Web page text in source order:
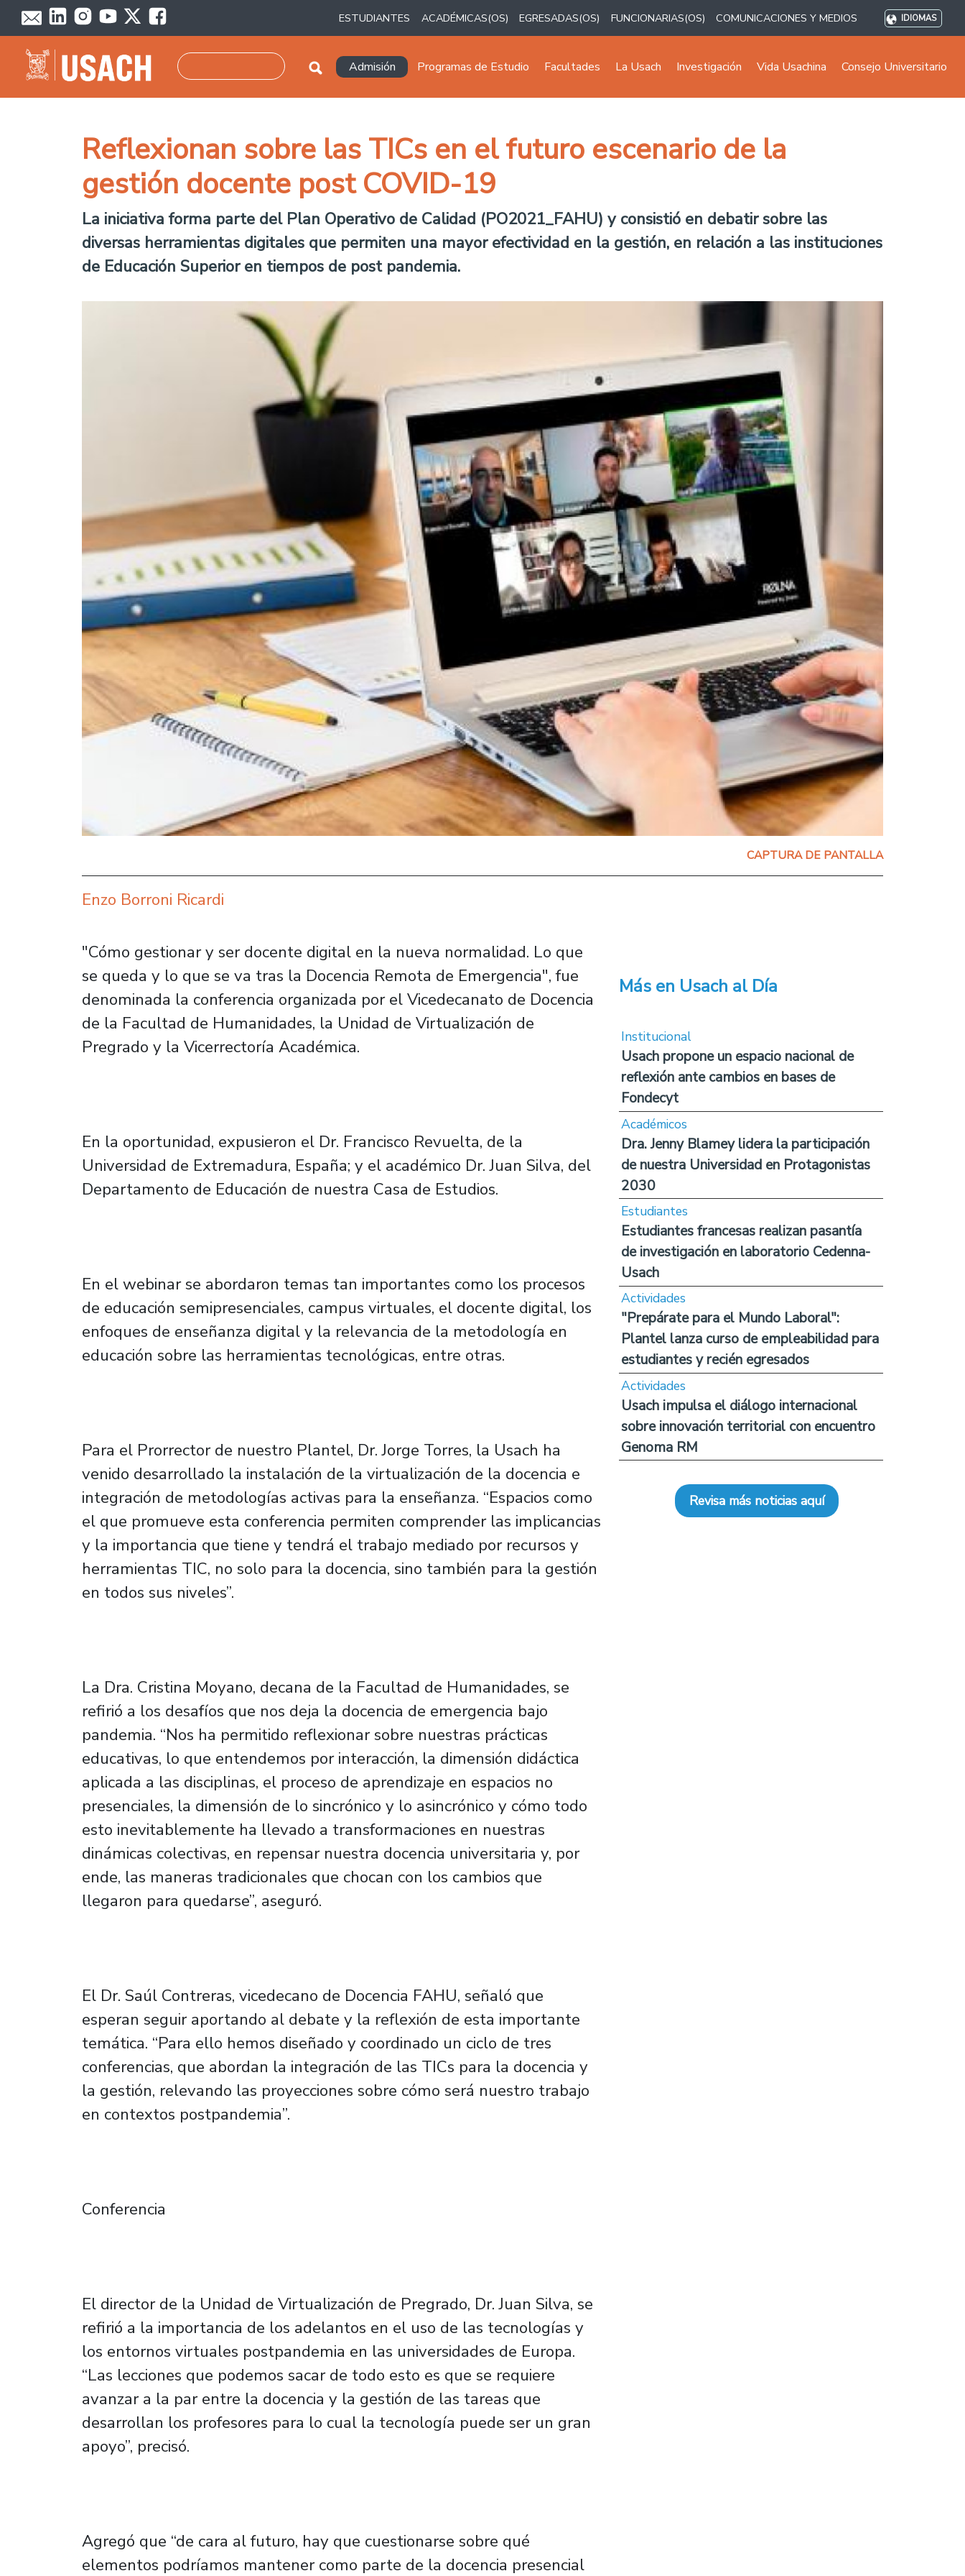
Pasar al contenido principal
ESTUDIANTES ACADÉMICAS(OS) EGRESADAS(OS) FUNCIONARIAS(OS) COMUNICACIONES Y MEDIOS IDIOMAS
Navegación principal
Admisión Programas de Estudio Facultades La Usach Investigación Vida Usachina Consejo Universitario
Reflexionan sobre las TICs en el futuro escenario de la
gestión docente post COVID-19
La iniciativa forma parte del Plan Operativo de Calidad (PO2021_FAHU) y consistió en debatir sobre las
diversas herramientas digitales que permiten una mayor efectividad en la gestión, en relación a las instituciones
de Educación Superior en tiempos de post pandemia.
CAPTURA DE PANTALLA
Enzo Borroni Ricardi
"Cómo gestionar y ser docente digital en la nueva normalidad. Lo que
se queda y lo que se va tras la Docencia Remota de Emergencia", fue
denominada la conferencia organizada por el Vicedecanato de Docencia
de la Facultad de Humanidades, la Unidad de Virtualización de
Pregrado y la Vicerrectoría Académica.
En la oportunidad, expusieron el Dr. Francisco Revuelta, de la
Universidad de Extremadura, España; y el académico Dr. Juan Silva, del
Departamento de Educación de nuestra Casa de Estudios.
En el webinar se abordaron temas tan importantes como los procesos
de educación semipresenciales, campus virtuales, el docente digital, los
enfoques de enseñanza digital y la relevancia de la metodología en
educación sobre las herramientas tecnológicas, entre otras.
Para el Prorrector de nuestro Plantel, Dr. Jorge Torres, la Usach ha
venido desarrollado la instalación de la virtualización de la docencia e
integración de metodologías activas para la enseñanza. “Espacios como
el que promueve esta conferencia permiten comprender las implicancias
y la importancia que tiene y tendrá el trabajo mediado por recursos y
herramientas TIC, no solo para la docencia, sino también para la gestión
en todos sus niveles”.
La Dra. Cristina Moyano, decana de la Facultad de Humanidades, se
refirió a los desafíos que nos deja la docencia de emergencia bajo
pandemia. “Nos ha permitido reflexionar sobre nuestras prácticas
educativas, lo que entendemos por interacción, la dimensión didáctica
aplicada a las disciplinas, el proceso de aprendizaje en espacios no
presenciales, la dimensión de lo sincrónico y lo asincrónico y cómo todo
esto inevitablemente ha llevado a transformaciones en nuestras
dinámicas colectivas, en repensar nuestra docencia universitaria y, por
ende, las maneras tradicionales que chocan con los cambios que
llegaron para quedarse”, aseguró.
El Dr. Saúl Contreras, vicedecano de Docencia FAHU, señaló que
esperan seguir aportando al debate y la reflexión de esta importante
temática. “Para ello hemos diseñado y coordinado un ciclo de tres
conferencias, que abordan la integración de las TICs para la docencia y
la gestión, relevando las proyecciones sobre cómo será nuestro trabajo
en contextos postpandemia”.
Conferencia
El director de la Unidad de Virtualización de Pregrado, Dr. Juan Silva, se
refirió a la importancia de los adelantos en el uso de las tecnologías y
los entornos virtuales postpandemia en las universidades de Europa.
“Las lecciones que podemos sacar de todo esto es que se requiere
avanzar a la par entre la docencia y la gestión de las tareas que
desarrollan los profesores para lo cual la tecnología puede ser un gran
apoyo”, precisó.
Agregó que “de cara al futuro, hay que cuestionarse sobre qué
elementos podríamos mantener como parte de la docencia presencial
Más en Usach al Día
Institucional
Usach propone un espacio nacional de
reflexión ante cambios en bases de
Fondecyt
Académicos
Dra. Jenny Blamey lidera la participación
de nuestra Universidad en Protagonistas
2030
Estudiantes
Estudiantes francesas realizan pasantía
de investigación en laboratorio Cedenna-
Usach
Actividades
"Prepárate para el Mundo Laboral":
Plantel lanza curso de empleabilidad para
estudiantes y recién egresados
Actividades
Usach impulsa el diálogo internacional
sobre innovación territorial con encuentro
Genoma RM
Revisa más noticias aquí